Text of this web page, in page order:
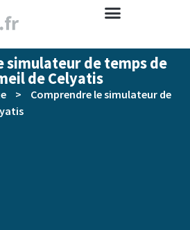
simulateur de temps de
de Celyatis
>
Comprendre le simulateur de